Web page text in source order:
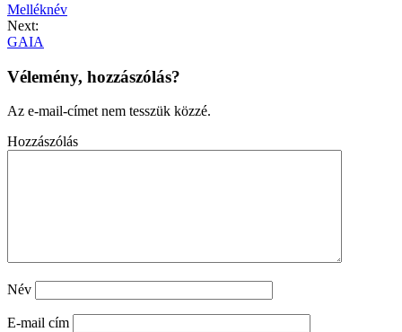
Melléknév
Next:
GAIA
Vélemény, hozzászólás?
Az e-mail-címet nem tesszük közzé.
Hozzászólás
Név
E-mail cím